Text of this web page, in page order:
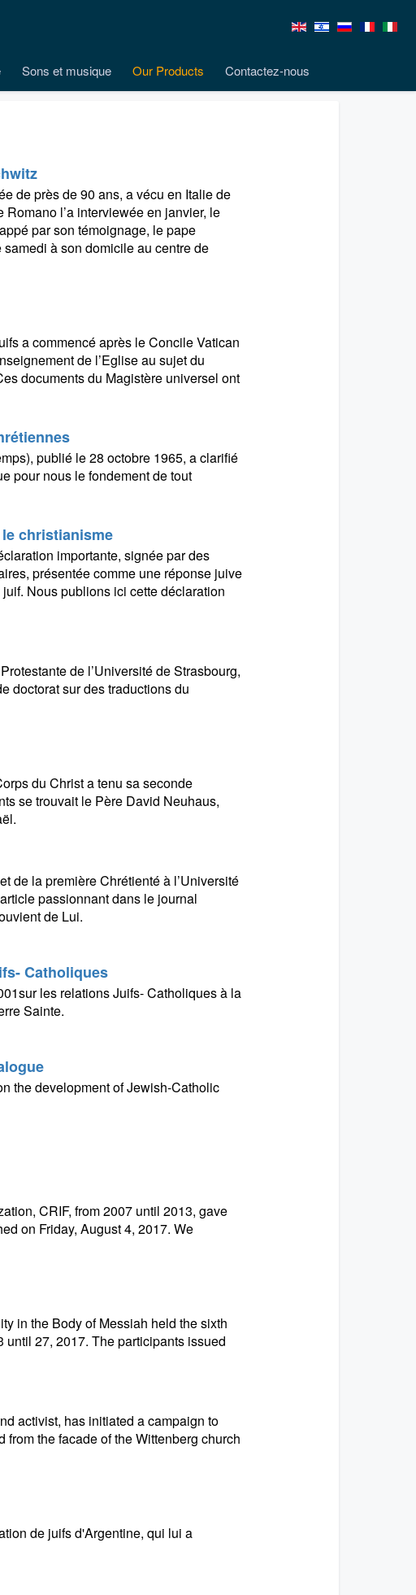
Sons et musique Our Products Contactez-nous
de près de 90 ans, a vécu en Italie de
Romano l’a interviewée en janvier, le
par son témoignage, le pape
à son domicile au centre de
a commencé après le Concile Vatican
de l’Eglise au sujet du
documents du Magistère universel ont
publié le 28 octobre 1965, a clarifié
pour nous le fondement de tout
christianisme
importante, signée par des
présentée comme une réponse juive
Nous publions ici cette déclaration
de l’Université de Strasbourg,
doctorat sur des traductions du
du Christ a tenu sa seconde
se trouvait le Père David Neuhaus,
de la première Chrétienté à l’Université
passionnant dans le journal
de Lui.
Catholiques
les relations Juifs- Catholiques à la
Sainte.
the development of Jewish-Catholic
CRIF, from 2007 until 2013, gave
on Friday, August 4, 2017. We
in the Body of Messiah held the sixth
27, 2017. The participants issued
activist, has initiated a campaign to
from the facade of the Wittenberg church
de juifs d'Argentine, qui lui a